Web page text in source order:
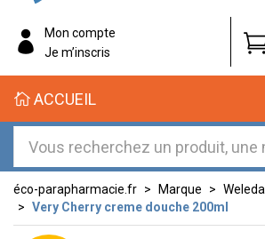
éco-
parapharmacie.fr
éco-
parapharmacie.fr
Mon compte
Je m’inscris
ACCUEIL
éco-parapharmacie.fr Marque
Weleda
Very Cherry creme douche 200ml